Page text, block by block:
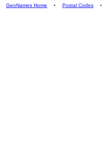
GeoNames Home • Postal Codes •